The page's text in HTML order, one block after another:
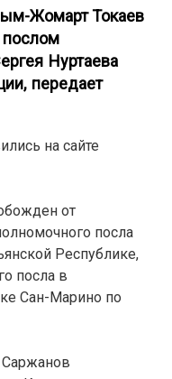
Жомарт Токаев
послом
Нуртаева
передает
на сайте
от
посла
Республике,
посла в
Сан-Марино по
Саржанов